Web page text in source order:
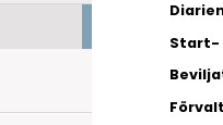
Start-